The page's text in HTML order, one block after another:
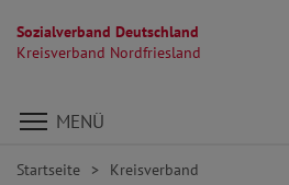
Sozialverband Deutschland
Kreisverband Nordfriesland
Direkt zu den Inhalten springen
MENÜ
Startseite Kreisverband